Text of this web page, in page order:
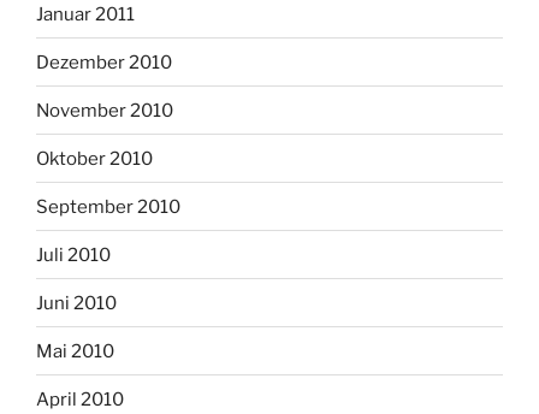
Januar 2011
Dezember 2010
November 2010
Oktober 2010
September 2010
Juli 2010
Juni 2010
Mai 2010
April 2010